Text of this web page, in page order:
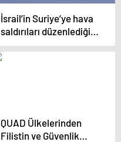
İsrail’in Suriye’ye hava
saldırıları düzenlediği
iddia edildi
QUAD Ülkelerinden
Filistin ve Güvenlik